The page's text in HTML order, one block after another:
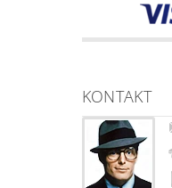
KONTAKT